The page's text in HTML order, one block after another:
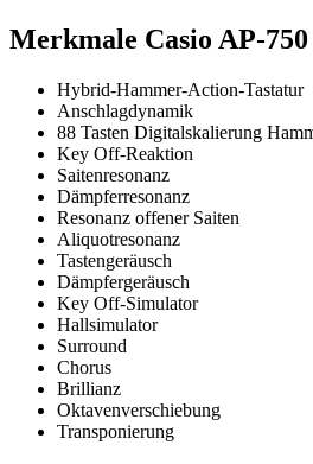
Merkmale Casio AP-750
Hybrid-Hammer-Action-Tastatur
Anschlagdynamik
88 Tasten Digitalskalierung
Key Off-Reaktion
Saitenresonanz
Dämpferresonanz
Resonanz offener Saiten
Aliquotresonanz
Tastengeräusch
Dämpfergeräusch
Key Off-Simulator
Hallsimulator
Surround
Chorus
Brillianz
Oktavenverschiebung
Transponierung